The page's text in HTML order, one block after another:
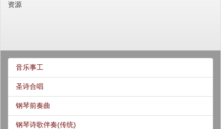
资源
音乐事工
圣诗合唱
钢琴前奏曲
钢琴诗歌伴奏(传统)